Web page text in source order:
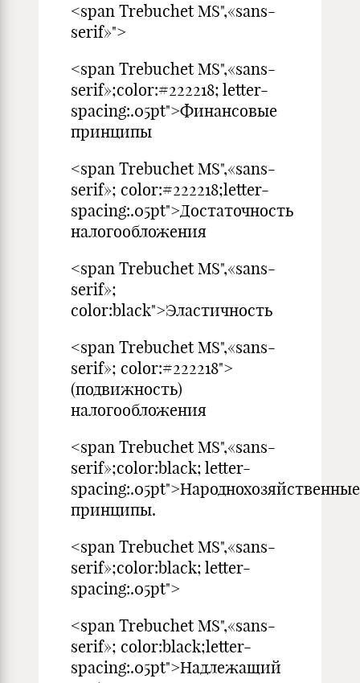
<span Trebuchet MS",«sans-
serif»">
<span Trebuchet MS",«sans-
serif»;color:#222218; letter-
spacing:.05pt">Финансовые
принципы
<span Trebuchet MS",«sans-
serif»; color:#222218;letter-
spacing:.05pt">Достаточность
налогообложения
<span Trebuchet MS",«sans-
serif»;
color:black">Эластичность
<span Trebuchet MS",«sans-
serif»; color:#222218">
(подвижность)
налогообложения
<span Trebuchet MS",«sans-
serif»;color:black; letter-
spacing:.05pt">Народнохозяйственные
принципы.
<span Trebuchet MS",«sans-
serif»;color:black; letter-
spacing:.05pt">
<span Trebuchet MS",«sans-
serif»; color:black;letter-
spacing:.05pt">Надлежащий